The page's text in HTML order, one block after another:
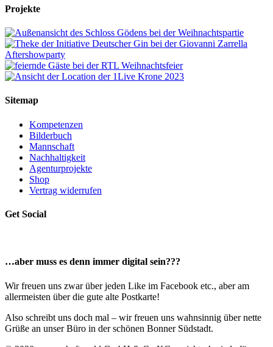
Projekte
Sitemap
Kompetenzen
Bilderbuch
Mannschaft
Nachhaltigkeit
Agenturprojekte
Shop
Vertrag widerrufen
Get Social
…aber muss es denn immer digital sein???
Wir freuen uns zwar über jeden Like im Facebook etc., aber am
allermeisten über die gute alte Postkarte!
Also schreibt uns doch mal – wir freuen uns wahnsinnig über nette
Grüße an unser Büro in der schönen Bonner Südstadt.